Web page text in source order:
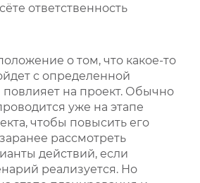
ответственность
о том, что какое-то
с определенной
повлияет на проект. Обычно
уже на этапе
чтобы повысить его
рассмотреть
действий, если
реализуется. Но